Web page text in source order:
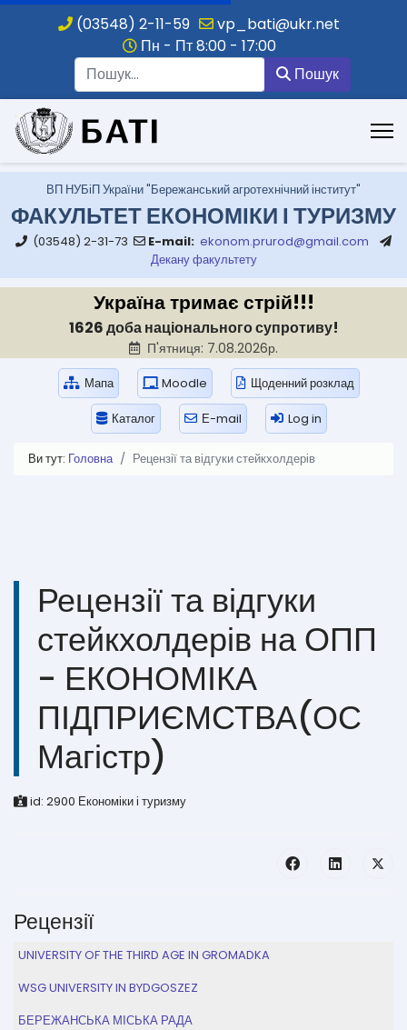
(03548) 2-11-59
vp_bati@ukr.net
Пн - Пт 8:00 - 17:00
Пошук
.
ВП НУБіП України "Бережанський агротехнічний інститут"
ФАКУЛЬТЕТ ЕКОНОМІКИ І ТУРИЗМУ
(03548) 2-31-73 E-mail: ekonom.prurod@gmail.com
Декану факультету
Україна тримає стрій!!!
1626 доба національного супротиву!
П'ятниця: 7.08.2026р.
Мапа Moodle Щоденний розклад
Каталог Е-mail Log in
Ви тут: Головна Рецензії та відгуки стейкхолдерів
Рецензії та відгуки
стейкхолдерів на ОПП
- ЕКОНОМІКА
ПІДПРИЄМСТВА(ОС
Магістр)
id: 2900 Економіки і туризму
Рецензії
UNIVERSITY OF THE THIRD AGE IN GROMADKA
WSG UNIVERSITY IN BYDGOSZEZ
БЕРЕЖАНСЬКА МІСЬКА РАДА